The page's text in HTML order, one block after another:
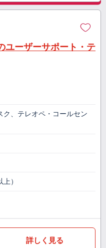
ユーザーサポート・テ
ク、テレオペ・コールセン
）
詳しく見る